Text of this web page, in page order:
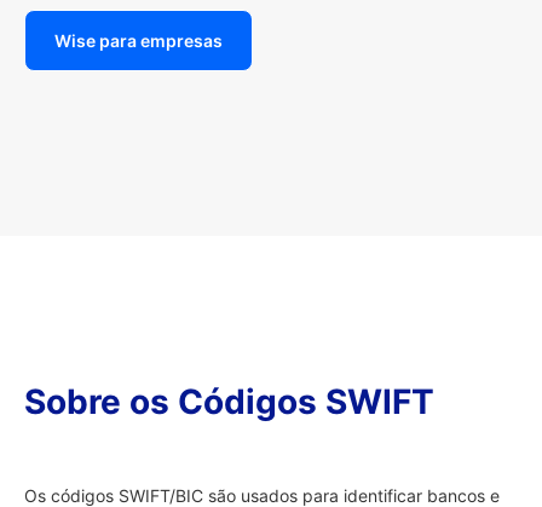
Wise para empresas
Sobre os Códigos SWIFT
Os códigos SWIFT/BIC são usados para identificar bancos e